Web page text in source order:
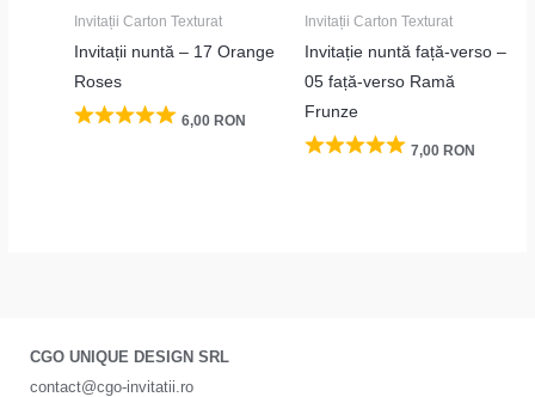
Invitații Carton Texturat
Invitații nuntă – 17 Orange
Roses
6,00 RON
Invitații Carton Texturat
Invitație nuntă față-verso –
05 față-verso Ramă
Frunze
7,00 RON
CGO UNIQUE DESIGN SRL
contact@cgo-invitatii.ro